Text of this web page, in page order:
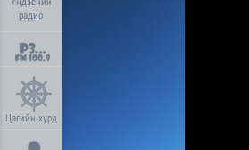
радио
Цагийн хүрд